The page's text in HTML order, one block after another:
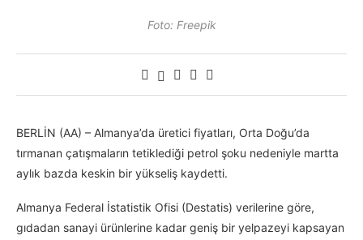
Foto: Freepik
BERLİN (AA) – Almanya’da üretici fiyatları, Orta Doğu’da
tırmanan çatışmaların tetiklediği petrol şoku nedeniyle martta
aylık bazda keskin bir yükseliş kaydetti.
Almanya Federal İstatistik Ofisi (Destatis) verilerine göre,
gıdadan sanayi ürünlerine kadar geniş bir yelpazeyi kapsayan